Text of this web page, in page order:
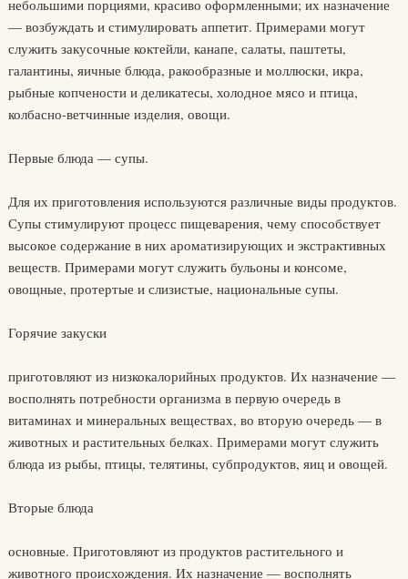
небольшими порциями, красиво оформленными; их назначение
— возбуждать и стимулировать аппетит. Примерами могут
служить закусочные коктейли, канапе, салаты, паштеты,
галантины, яичные блюда, ракообразные и моллюски, икра,
рыбные копчености и деликатесы, холодное мясо и птица,
колбасно-ветчинные изделия, овощи.
Первые блюда — супы.
Для их приготовления используются различные виды продуктов.
Супы стимулируют процесс пищеварения, чему способствует
высокое содержание в них ароматизирующих и экстрактивных
веществ. Примерами могут служить бульоны и консоме,
овощные, протертые и слизистые, национальные супы.
Горячие закуски
приготовляют из низкокалорийных продуктов. Их назначение —
восполнять потребности организма в первую очередь в
витаминах и минеральных веществах, во вторую очередь — в
животных и растительных белках. Примерами могут служить
блюда из рыбы, птицы, телятины, субпродуктов, яиц и овощей.
Вторые блюда
основные. Приготовляют из продуктов растительного и
животного происхождения. Их назначение — восполнять